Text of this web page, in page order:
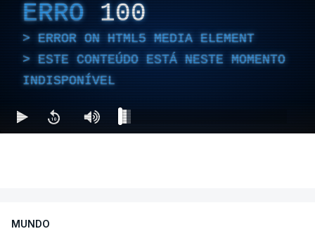
ERRO 100
ERROR ON HTML5 MEDIA ELEMENT
ESTE CONTEÚDO ESTÁ NESTE MOMENTO
INDISPONÍVEL
MUNDO